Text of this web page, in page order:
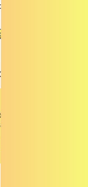
viết sức khỏe
và bài viết mới nhất
mỗi tuần.